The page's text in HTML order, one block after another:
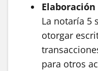
La notaría 5
otorgar
para otros